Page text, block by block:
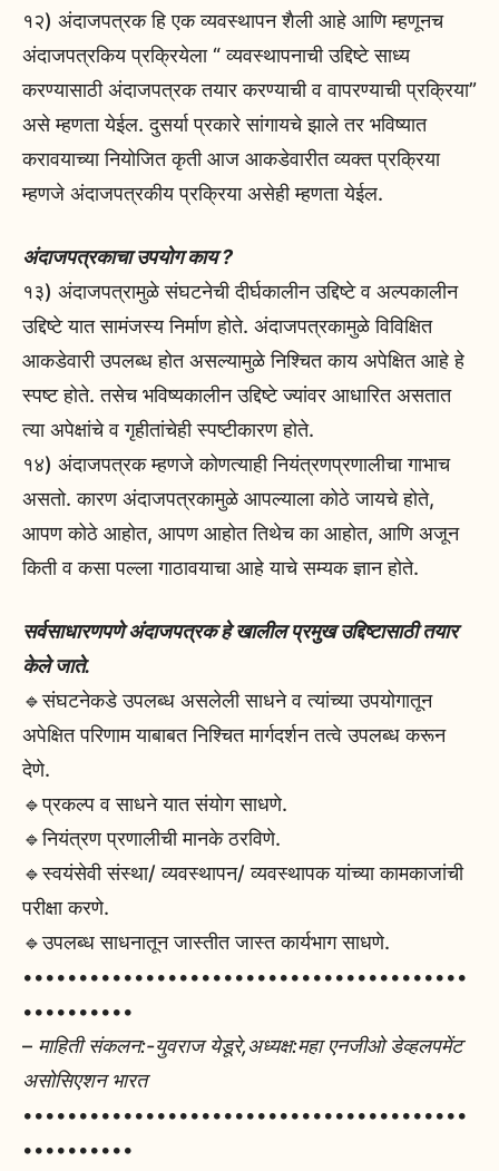
१२) अंदाजपत्रक हि एक व्यवस्थापन शैली आहे आणि म्हणूनच
अंदाजपत्रकिय प्रक्रियेला “ व्यवस्थापनाची उद्दिष्टे साध्य
करण्यासाठी अंदाजपत्रक तयार करण्याची व वापरण्याची प्रक्रिया”
असे म्हणता येईल. दुसर्या प्रकारे सांगायचे झाले तर भविष्यात
करावयाच्या नियोजित कृती आज आकडेवारीत व्यक्त प्रक्रिया
म्हणजे अंदाजपत्रकीय प्रक्रिया असेही म्हणता येईल.
अंदाजपत्रकाचा उपयोग काय ?
१३) अंदाजपत्रामुळे संघटनेची दीर्घकालीन उद्दिष्टे व अल्पकालीन
उद्दिष्टे यात सामंजस्य निर्माण होते. अंदाजपत्रकामुळे विविक्षित
आकडेवारी उपलब्ध होत असल्यामुळे निश्चित काय अपेक्षित आहे हे
स्पष्ट होते. तसेच भविष्यकालीन उद्दिष्टे ज्यांवर आधारित असतात
त्या अपेक्षांचे व गृहीतांचेही स्पष्टीकारण होते.
१४) अंदाजपत्रक म्हणजे कोणत्याही नियंत्रणप्रणालीचा गाभाच
असतो. कारण अंदाजपत्रकामुळे आपल्याला कोठे जायचे होते,
आपण कोठे आहोत, आपण आहोत तिथेच का आहोत, आणि अजून
किती व कसा पल्ला गाठावयाचा आहे याचे सम्यक ज्ञान होते.
सर्वसाधारणपणे अंदाजपत्रक हे खालील प्रमुख उद्दिष्टासाठी तयार
केले जाते.
🔹संघटनेकडे उपलब्ध असलेली साधने व त्यांच्या उपयोगातून
अपेक्षित परिणाम याबाबत निश्चित मार्गदर्शन तत्वे उपलब्ध करून
देणे.
🔹प्रकल्प व साधने यात संयोग साधणे.
🔹नियंत्रण प्रणालीची मानके ठरविणे.
🔹स्वयंसेवी संस्था/ व्यवस्थापन/ व्यवस्थापक यांच्या कामकाजांची
परीक्षा करणे.
🔹उपलब्ध साधनातून जास्तीत जास्त कार्यभाग साधणे.
••••••••••••••••••••••••••••••••••••••••
••••••••••
– माहिती संकलन:-युवराज येडूरे,अध्यक्ष:महा एनजीओ डेव्हलपमेंट
असोसिएशन भारत
••••••••••••••••••••••••••••••••••••••••
••••••••••